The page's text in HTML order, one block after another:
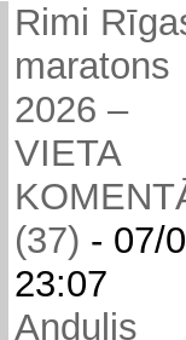
Rimi
maratons
2026 –
VIETA
(37) - 07/
23:07
Andulis